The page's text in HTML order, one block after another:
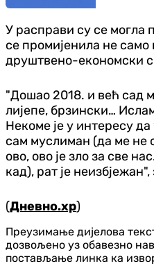
У расправи су се
се промијенила не само
друштвено-економски
"Дошао 2018. и већ сад
лијепе, брзински…
Некоме је у интересу
сам муслиман (да ме не
ово, ово је зло за све
кад), рат је
(Дневно.хр)
Преузимање дијелова
дозвољено уз обавезно
постављање линка ка